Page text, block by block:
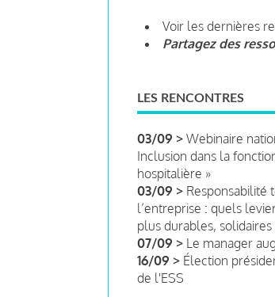
Voir les dernières
Partagez des
LES RENCONTRES
03/09 > Webinaire
Inclusion dans la
hospitalière »
03/09 > Responsabilité
l’entreprise : quels
plus durables,
07/09 > Le manager
16/09 > Élection
de l'ESS